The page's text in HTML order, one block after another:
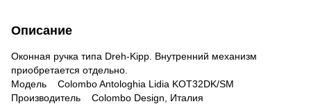
Описание
Оконная ручка типа Dreh-Kipp. Внутренний механизм
приобретается отдельно.
Модель Colombo Antologhia Lidia KOT32DK/SM
Производитель Colombo Design, Италия